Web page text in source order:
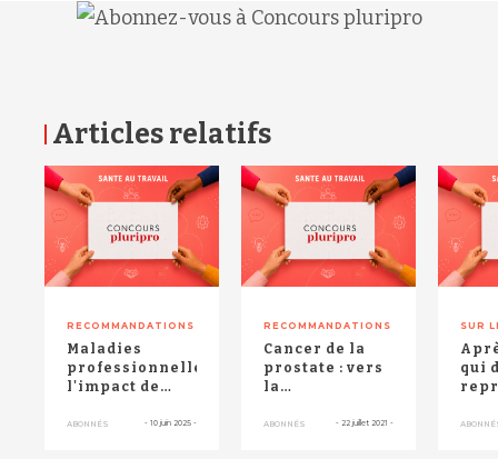
Articles relatifs
RECOMMANDATIONS
Maladies
professionnelles :
l'impact de
aux pesticides
ABONNÉS - 10 juin 2025 -
RECOMMANDATIONS
Cancer de la
prostate : vers
la
en maladie
ABONNÉS - 22 juillet 2021 -
SUR
qui
RETOUR HAUT DE PAGE